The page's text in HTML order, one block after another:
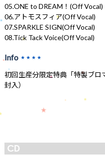
05.ONE to DREAM！(Off Vocal)
06.アトモスフィア(Off Vocal)
07.SPARKLE SIGN(Off Vocal)
08.Tick Tack Voice(Off Vocal)
Info ★★★★
初回生産分限定特典「特製ブ
封入）